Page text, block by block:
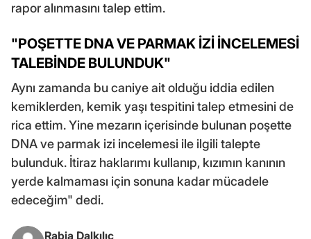
rapor alınmasını talep ettim.
"POŞETTE DNA VE PARMAK İZİ İNCELEMESİ
TALEBİNDE BULUNDUK"
Aynı zamanda bu caniye ait olduğu iddia edilen
kemiklerden, kemik yaşı tespitini talep etmesini de
rica ettim. Yine mezarın içerisinde bulunan poşette
DNA ve parmak izi incelemesi ile ilgili talepte
bulunduk. İtiraz haklarımı kullanıp, kızımın kanının
yerde kalmaması için sonuna kadar mücadele
edeceğim" dedi.
Rabia Dalkılıç